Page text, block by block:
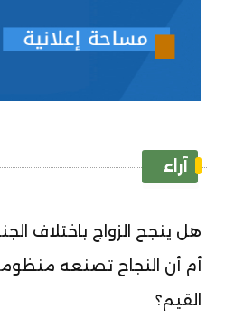
آراء
هل ينجح الزواج باختلاف
أم أن النجاح تصنعه
القيم؟